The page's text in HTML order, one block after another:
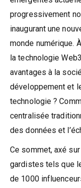
progressivement
inaugurant une
monde numérique.
la technologie
avantages à la
développement et
technologie ?
centralisée
des données et
Ce sommet, axé
gardistes tels que
de 1000